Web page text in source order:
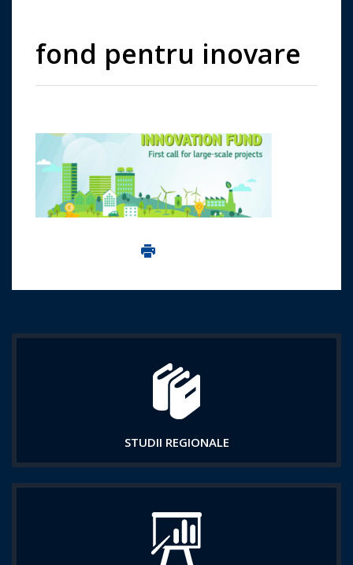
fond pentru inovare
Imprima aceasta pagina
STUDII REGIONALE